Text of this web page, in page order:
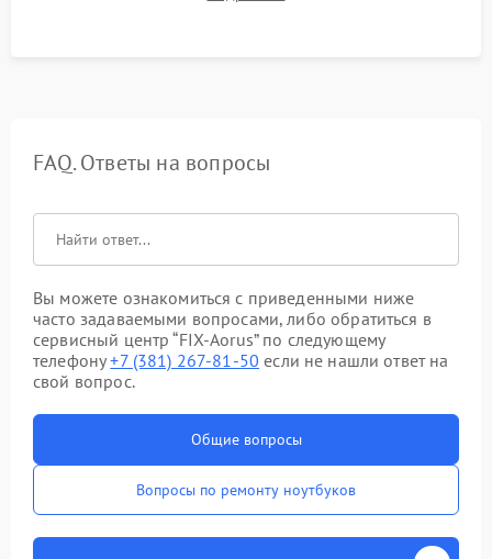
FAQ. Ответы на вопросы
Вы можете ознакомиться с приведенными ниже
часто задаваемыми вопросами, либо обратиться в
сервисный центр “FIX-Aorus” по следующему
телефону+7 (381) 267-81-50 если не нашли ответ на
свой вопрос.
Общие вопросы
Вопросы по ремонту ноутбуков